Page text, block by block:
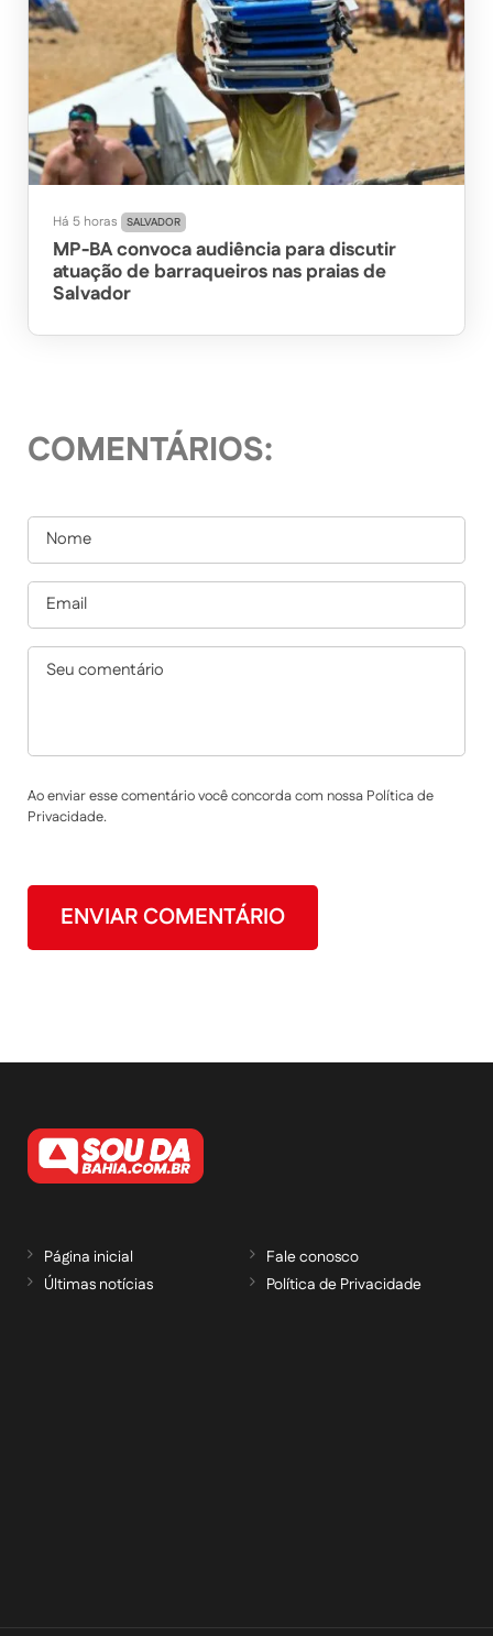
Há 5 horas SALVADOR
MP-BA convoca audiência para discutir
atuação de barraqueiros nas praias de
Salvador
COMENTÁRIOS:
Ao enviar esse comentário você concorda com nossa Política de
Privacidade.
Página inicial
Últimas notícias
Fale conosco
Política de Privacidade